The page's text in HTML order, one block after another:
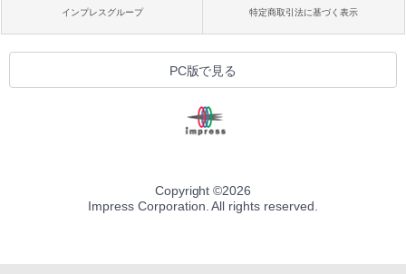
インプレスグループ 特定商取引法に基づく表示
PC版で見る
Copyright ©2026
Impress Corporation. All rights reserved.